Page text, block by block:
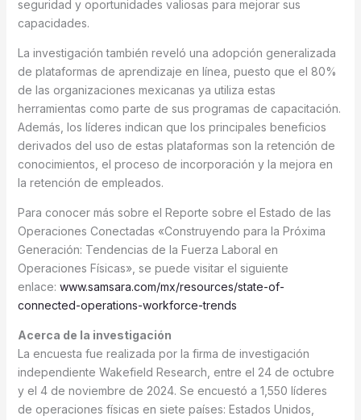
seguridad y oportunidades valiosas para mejorar sus
capacidades.
La investigación también reveló una adopción generalizada
de plataformas de aprendizaje en línea, puesto que el 80%
de las organizaciones mexicanas ya utiliza estas
herramientas como parte de sus programas de capacitación.
Además, los líderes indican que los principales beneficios
derivados del uso de estas plataformas son la retención de
conocimientos, el proceso de incorporación y la mejora en
la retención de empleados.
Para conocer más sobre el Reporte sobre el Estado de las
Operaciones Conectadas «Construyendo para la Próxima
Generación: Tendencias de la Fuerza Laboral en
Operaciones Físicas», se puede visitar el siguiente
enlace: www.samsara.com/mx/resources/state-of-
connected-operations-workforce-trends
Acerca de la investigación
La encuesta fue realizada por la firma de investigación
independiente Wakefield Research, entre el 24 de octubre
y el 4 de noviembre de 2024. Se encuestó a 1,550 líderes
de operaciones físicas en siete países: Estados Unidos,